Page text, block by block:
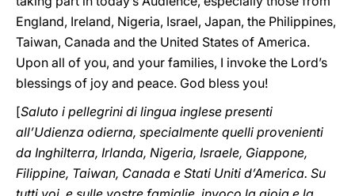
England, Ireland, Nigeria, Israel, Japan, the Philippines,
Taiwan, Canada and the United States of America.
Upon all of you, and your families, I invoke the Lord’s
blessings of joy and peace. God bless you!
[Saluto i pellegrini di lingua inglese presenti
all’Udienza odierna, specialmente quelli provenienti
da Inghilterra, Irlanda, Nigeria, Israele, Giappone,
Filippine, Taiwan, Canada e Stati Uniti d’America. Su